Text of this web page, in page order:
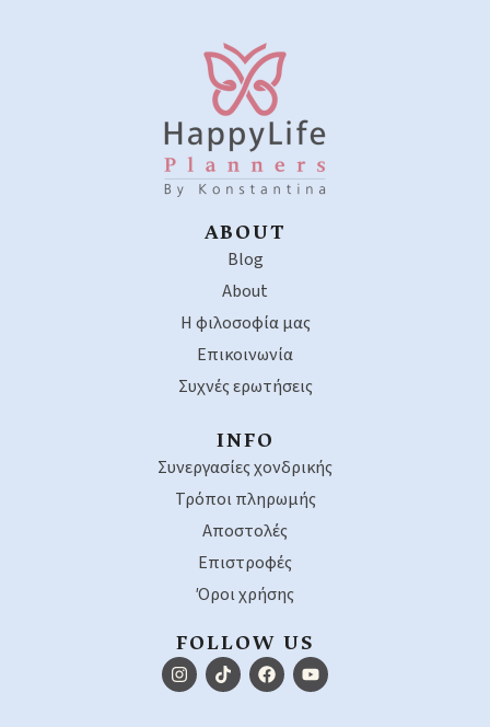
ABOUT
Blog
About
Η φιλοσοφία μας
Επικοινωνία
Συχνές ερωτήσεις
INFO
Συνεργασίες χονδρικής
Τρόποι πληρωμής
Αποστολές
Επιστροφές
Όροι χρήσης
FOLLOW US